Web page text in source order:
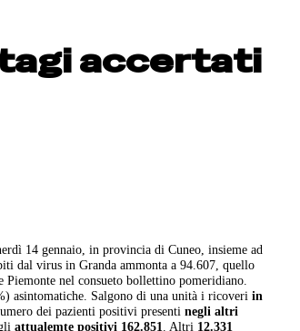
accertati
14 gennaio, in provincia di Cuneo, insieme ad
dal virus in Granda ammonta a 94.607, quello
nel consueto bollettino pomeridiano.
asintomatiche. Salgono di una unità i ricoveriin
dei pazienti positivi presentinegli altri
attualemte positivi 162.851. Altri 12.331